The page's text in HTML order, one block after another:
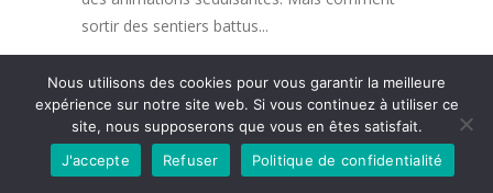
sortir des sentiers battus...
Read More
Nous utilisons des cookies pour vous garantir la meilleure
expérience sur notre site web. Si vous continuez à utiliser ce
site, nous supposerons que vous en êtes satisfait.
J'accepte
Refuser Politique de confidentialité